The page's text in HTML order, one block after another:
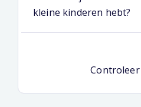
kleine kinderen hebt?